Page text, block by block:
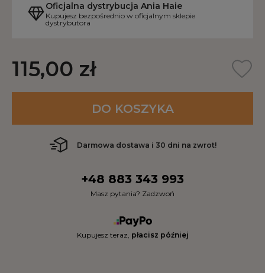
Oficjalna dystrybucja Ania Haie
Kupujesz bezpośrednio w oficjalnym sklepie
dystrybutora
115,00 zł
DO KOSZYKA
Darmowa dostawa i 30 dni na zwrot!
+48 883 343 993
Masz pytania? Zadzwoń
Kupujesz teraz, płacisz później